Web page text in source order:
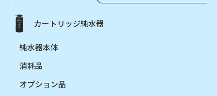
カートリッジ純水器
純水器本体
消耗品
オプション品